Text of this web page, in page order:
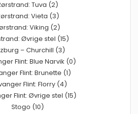
Tuva (2)
Vieta (3)
Viking (2)
Øvrige stel (15)
– Churchill (3)
Flint: Blue Narvik (0)
Flint: Brunette (1)
Flint: Florry (4)
Flint: Øvrige stel (15)
Stogo (10)